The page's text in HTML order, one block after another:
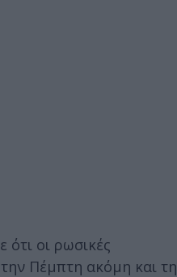
ότι οι ρωσικές
Πέμπτη ακόμη και τη